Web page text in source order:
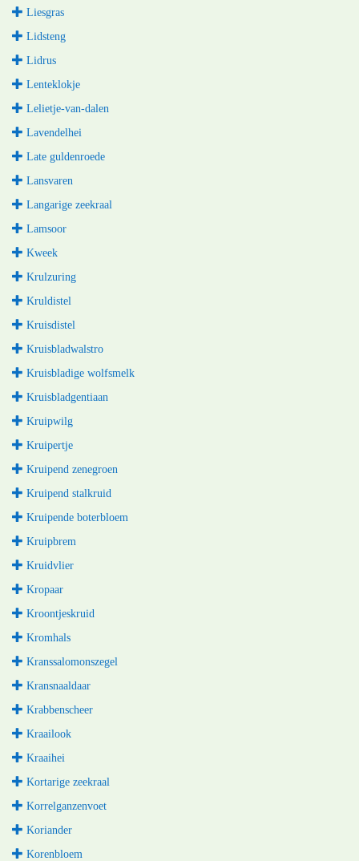
Liesgras
Lidsteng
Lidrus
Lenteklokje
Lelietje-van-dalen
Lavendelhei
Late guldenroede
Lansvaren
Langarige zeekraal
Lamsoor
Kweek
Krulzuring
Kruldistel
Kruisdistel
Kruisbladwalstro
Kruisbladige wolfsmelk
Kruisbladgentiaan
Kruipwilg
Kruipertje
Kruipend zenegroen
Kruipend stalkruid
Kruipende boterbloem
Kruipbrem
Kruidvlier
Kropaar
Kroontjeskruid
Kromhals
Kranssalomonszegel
Kransnaaldaar
Krabbenscheer
Kraailook
Kraaihei
Kortarige zeekraal
Korrelganzenvoet
Koriander
Korenbloem